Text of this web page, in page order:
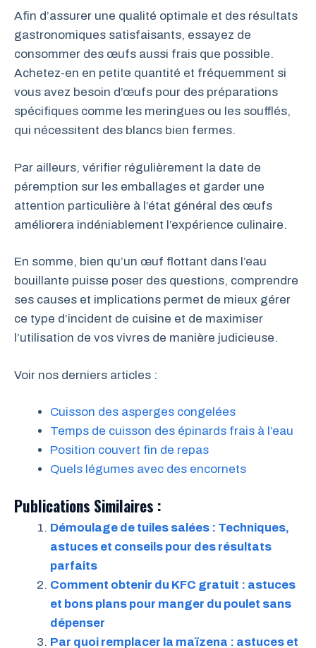
Afin d’assurer une qualité optimale et des résultats
gastronomiques satisfaisants, essayez de
consommer des œufs aussi frais que possible.
Achetez-en en petite quantité et fréquemment si
vous avez besoin d’œufs pour des préparations
spécifiques comme les meringues ou les soufflés,
qui nécessitent des blancs bien fermes.
Par ailleurs, vérifier régulièrement la date de
péremption sur les emballages et garder une
attention particulière à l’état général des œufs
améliorera indéniablement l’expérience culinaire.
En somme, bien qu’un œuf flottant dans l’eau
bouillante puisse poser des questions, comprendre
ses causes et implications permet de mieux gérer
ce type d’incident de cuisine et de maximiser
l’utilisation de vos vivres de manière judicieuse.
Voir nos derniers articles :
Cuisson des asperges congelées
Temps de cuisson des épinards frais à l’eau
Position couvert fin de repas
Quels légumes avec des encornets
Publications Similaires :
Démoulage de tuiles salées : Techniques,
astuces et conseils pour des résultats
parfaits
Comment obtenir du KFC gratuit : astuces
et bons plans pour manger du poulet sans
dépenser
Par quoi remplacer la maïzena : astuces et